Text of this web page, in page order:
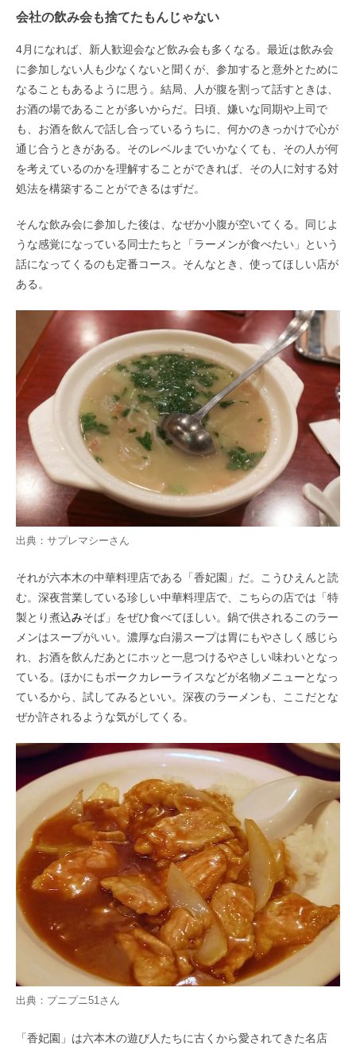
会社の飲み会も捨てたもんじゃない
4月になれば、新人歓迎会など飲み会も多くなる。最近は飲み会
に参加しない人も少なくないと聞くが、参加すると意外とために
なることもあるように思う。結局、人が腹を割って話すときは、
お酒の場であることが多いからだ。日頃、嫌いな同期や上司で
も、お酒を飲んで話し合っているうちに、何かのきっかけで心が
通じ合うときがある。そのレベルまでいかなくても、その人が何
を考えているのかを理解することができれば、その人に対する対
処法を構築することができるはずだ。
そんな飲み会に参加した後は、なぜか小腹が空いてくる。同じよ
うな感覚になっている同士たちと「ラーメンが食べたい」という
話になってくるのも定番コース。そんなとき、使ってほしい店が
ある。
出典： サプレマシーさん
それが六本木の中華料理店である「香妃園」だ。こうひえんと読
む。深夜営業している珍しい中華料理店で、こちらの店では「特
製とり煮込みそば」をぜひ食べてほしい。鍋で供されるこのラー
メンはスープがいい。濃厚な白湯スープは胃にもやさしく感じら
れ、お酒を飲んだあとにホッと一息つけるやさしい味わいとなっ
ている。ほかにもポークカレーライスなどが名物メニューとなっ
ているから、試してみるといい。深夜のラーメンも、ここだとな
ぜか許されるような気がしてくる。
出典： プニプニ51さん
「香妃園」は六本木の遊び人たちに古くから愛されてきた名店